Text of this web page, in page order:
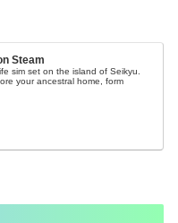
Steam
sim set on the island of Seikyu.
your ancestral home, form